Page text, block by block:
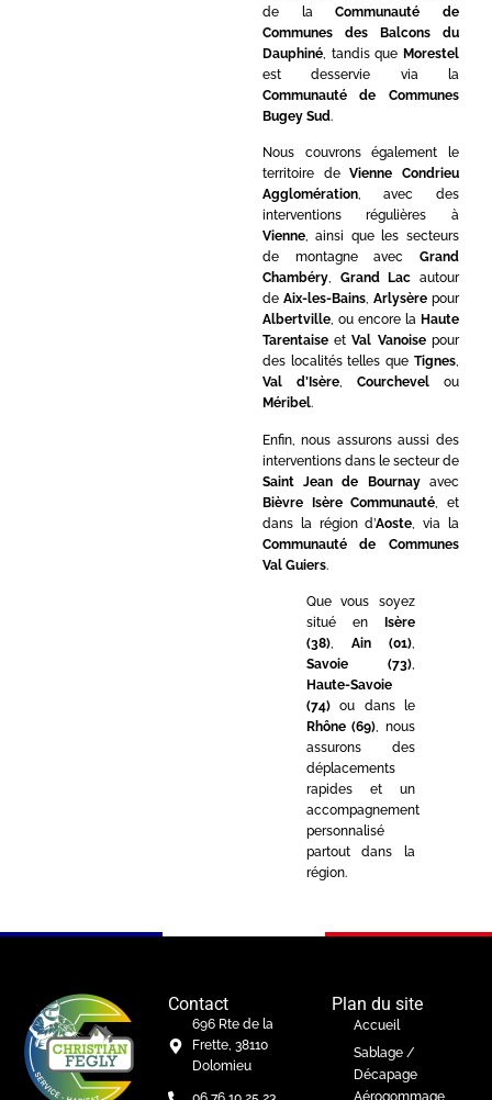
de laCommunauté de
Communes des Balcons du
Dauphiné, tandis que Morestel
est desservie via la
Communauté de Communes
Bugey Sud.
Nous couvrons également le
territoire deVienne Condrieu
Agglomération, avec des
interventions régulières à
Vienne, ainsi que les secteurs
de montagne avec Grand
Chambéry, Grand Lac autour
de Aix-les-Bains, Arlysèrepour
Albertville, ou encore la Haute
TarentaiseetVal Vanoisepour
des localités telles que Tignes,
Val d’Isère, Courchevelou
Méribel.
Enfin, nous assurons aussi des
interventions dans le secteur de
Saint Jean de Bournayavec
Bièvre Isère Communauté , et
dans la région d’Aoste , via la
Communauté de Communes
Val Guiers.
Que vous soyez
situé en
Isère
(38), Ain (01),
Savoie (73),
Haute-Savoie
(74)ou dans le
Rhône (69), nous
assurons des
déplacements
rapides et un
accompagnement
personnalisé
partout dans la
région.
Contact
696 Rte de la
Frette, 38110
Dolomieu
Plan du site
Accueil
Sablage /
Décapage